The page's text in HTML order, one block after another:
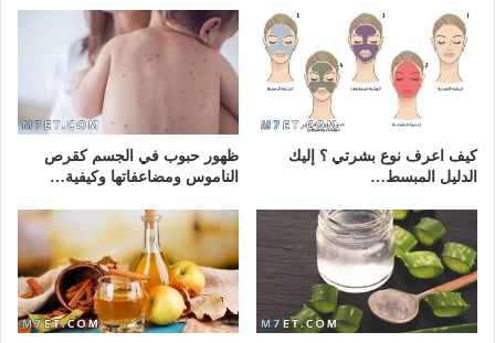
كيف اعرف نوع بشرتي ؟ إليك
الدليل المبسط…
ظهور حبوب في الجسم كقرص
الناموس ومضاعفاتها وكيفية…